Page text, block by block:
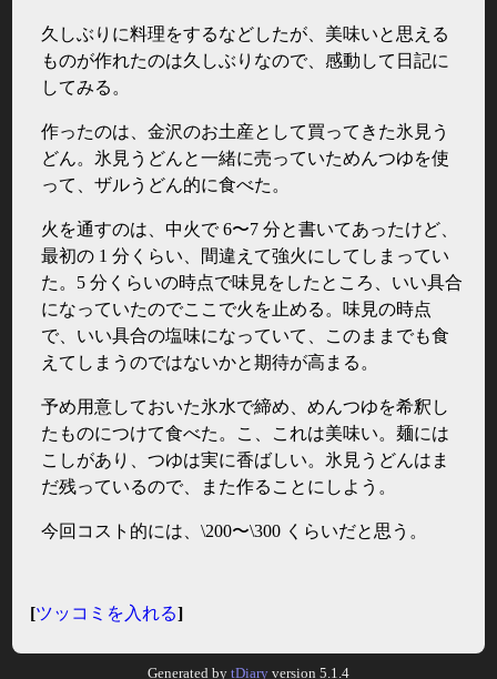
久しぶりに料理をするなどしたが、美味いと思える
ものが作れたのは久しぶりなので、感動して日記に
してみる。
作ったのは、金沢のお土産として買ってきた氷見う
どん。氷見うどんと一緒に売っていためんつゆを使
って、ザルうどん的に食べた。
火を通すのは、中火で 6〜7 分と書いてあったけど、
最初の 1 分くらい、間違えて強火にしてしまってい
た。5 分くらいの時点で味見をしたところ、いい具合
になっていたのでここで火を止める。味見の時点
で、いい具合の塩味になっていて、このままでも食
えてしまうのではないかと期待が高まる。
予め用意しておいた氷水で締め、めんつゆを希釈し
たものにつけて食べた。こ、これは美味い。麺には
こしがあり、つゆは実に香ばしい。氷見うどんはま
だ残っているので、また作ることにしよう。
今回コスト的には、\200〜\300 くらいだと思う。
[ツッコミを入れる]
Generated by tDiary version 5.1.4